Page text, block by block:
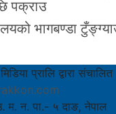
पक्राउ
भागबण्डा
प्रालि द्वारा संचालित
म. न. पा.- ५ दाङ, नेपाल